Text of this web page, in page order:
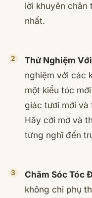
lời khuyên chân
nhất.
Thử Nghiệm
nghiệm với các
một kiểu tóc
giác tươi mới và
Hãy cởi mở và
từng nghĩ đến
Chăm Sóc Tóc
không chỉ phụ